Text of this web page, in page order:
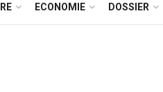
ECONOMIE DOSSIER